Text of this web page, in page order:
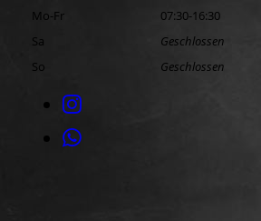
Mo-Fr
07:30-16:30
Sa
Geschlossen
So
Geschlossen